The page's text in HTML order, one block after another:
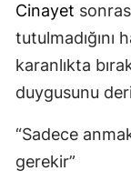
Cinayet
tutulmadığını
karanlıkta
duygusunu
“Sadece
gerekir”